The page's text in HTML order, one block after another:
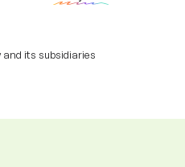
its subsidiaries